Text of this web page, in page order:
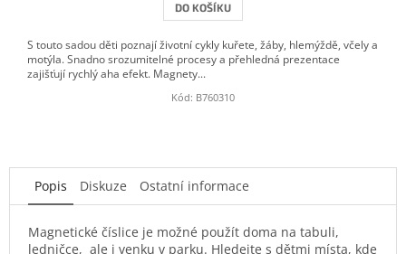
DO KOŠÍKU
S touto sadou děti poznají životní cykly kuřete, žáby, hlemýždě, včely a
motýla. Snadno srozumitelné procesy a přehledná prezentace
zajišťují rychlý aha efekt. Magnety...
Kód: B760310
Popis Diskuze Ostatní informace
Magnetické číslice je možné použít doma na tabuli,
ledničce, ale i venku v parku. Hledejte s dětmi místa, kde